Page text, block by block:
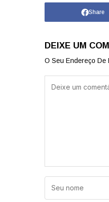
Share
DEIXE UM
O Seu Endereço De